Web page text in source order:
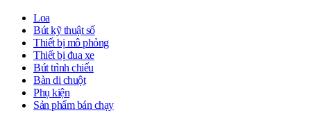
Loa
Bút kỹ thuật số
Thiết bị mô phỏng
Thiết bị đua xe
Bút trình chiếu
Bàn di chuột
Phụ kiện
Sản phẩm bán chạy